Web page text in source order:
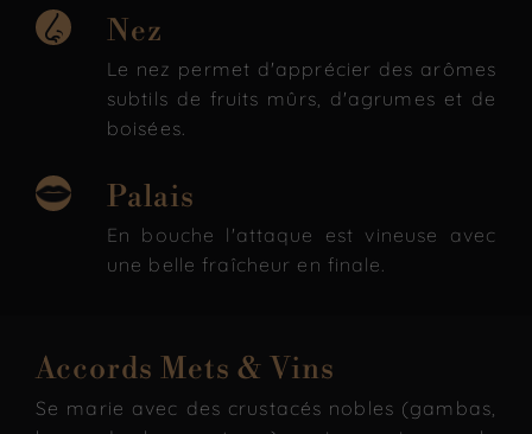
Nez
Le nez permet d'apprécier des arômes
subtils de fruits mûrs, d'agrumes et de
boisées.
Palais
En bouche l'attaque est vineuse avec
une belle fraîcheur en finale.
Accords Mets & Vins
Se marie avec des crustacés nobles (gambas,